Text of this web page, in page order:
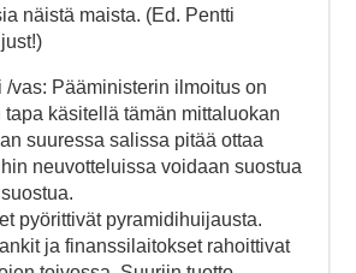
näistä maista. (Ed. Pentti
/vas: Pääministerin ilmoitus on
käsitellä tämän mittaluokan
suuressa salissa pitää ottaa
neuvotteluissa voidaan suostua
pyörittivät pyramidihuijausta.
ja finanssilaitokset rahoittivat